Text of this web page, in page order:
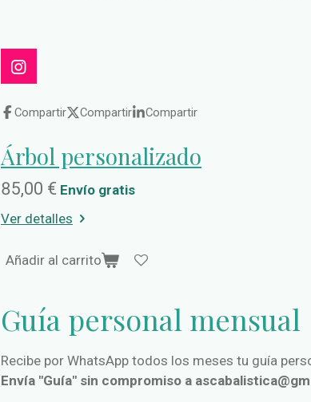
I
n
s
t
g
r
a
m
Compartir Compartir Compartir
Árbol personalizado
85,00 € Envío gratis
Ver detalles
Añadir al carrito
Guía personal mensual
Recibe por WhatsApp todos los meses tu guía
Envía "Guía" sin compromiso a